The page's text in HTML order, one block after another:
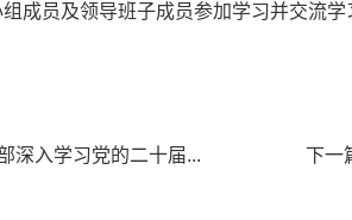
成员及领导班子成员参加学习并交流学
深入学习党的二十届... 下一